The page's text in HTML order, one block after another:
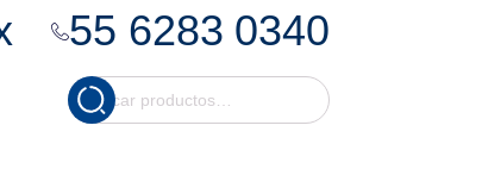
55 6283 0340
Buscar
por:
Cuando hay